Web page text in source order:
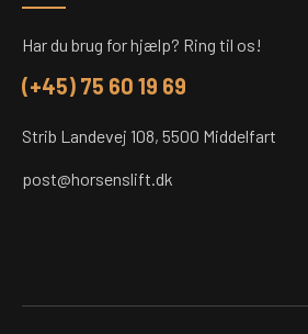
Har du brug for hjælp? Ring til os!
(+45) 75 60 19 69
Strib Landevej 108, 5500 Middelfart
post@horsenslift.dk